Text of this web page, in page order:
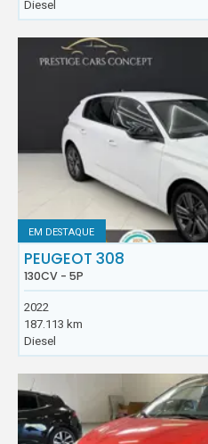
Diesel
EM DESTAQUE
PEUGEOT 308
130CV - 5P
2022
187.113 km
Diesel